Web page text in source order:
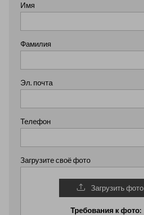
Имя
Фамилия
Эл. почта
Телефон
Загрузите своё фото
Загрузить фото
Требования к фото: